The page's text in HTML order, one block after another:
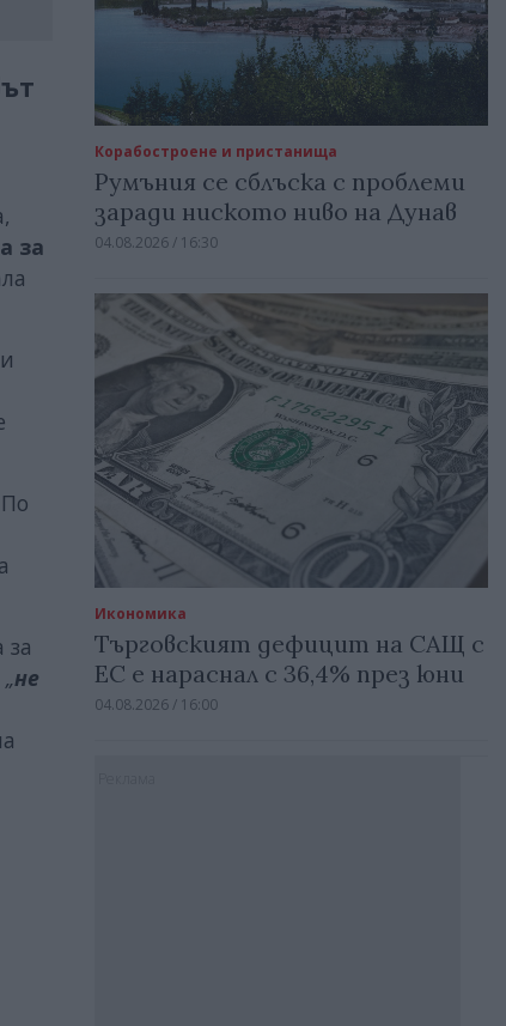
за
за
„не
Корабостроене и пристанища
Румъния се сблъска с проблеми
заради ниското ниво на Дунав
04.08.2026 / 16:30
Икономика
Търговският дефицит на САЩ с
ЕС е нараснал с 36,4% през юни
04.08.2026 / 16:00